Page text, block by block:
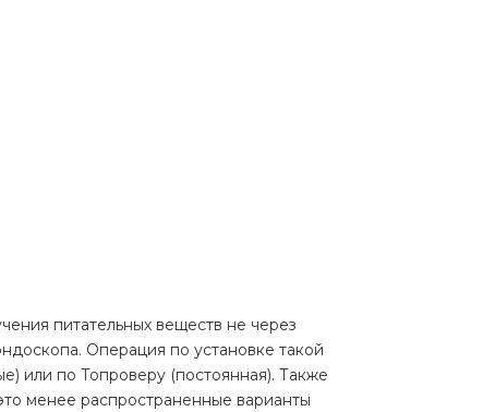
питательных веществ не через
Операция по установке такой
или по Топроверу (постоянная). Также
менее распространенные варианты